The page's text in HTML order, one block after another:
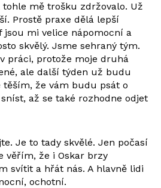
tohle mě trošku zdržovalo. Už
Prostě praxe dělá lepší
jsou mi velice nápomocní a
skvělý. Jsme sehraný tým.
práci, protože moje druhá
ale další týden už budu
že vám budu psát o
až se také rozhodne odjet
Je to tady skvělé. Jen počasí
věřím, že i Oskar brzy
svítit a hřát nás. A hlavně lidi
ochotní.